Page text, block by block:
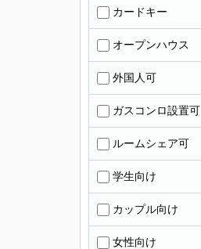
カードキー
オープンハウス
外国人可
ガスコンロ設置可
ルームシェア可
学生向け
カップル向け
女性向け